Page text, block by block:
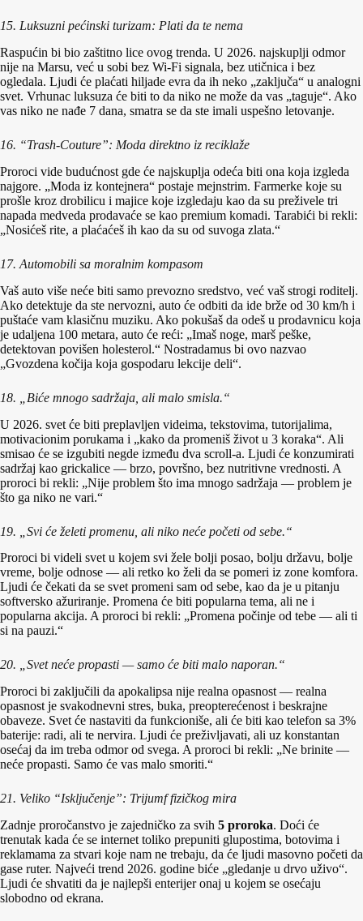
15. Luksuzni pećinski turizam: Plati da te nema
Raspućin bi bio zaštitno lice ovog trenda. U 2026. najskuplji odmor
nije na Marsu, već u sobi bez Wi-Fi signala, bez utičnica i bez
ogledala. Ljudi će plaćati hiljade evra da ih neko „zaključa“ u analogni
svet. Vrhunac luksuza će biti to da niko ne može da vas „taguje“. Ako
vas niko ne nađe 7 dana, smatra se da ste imali uspešno letovanje.
16. “Trash-Couture”: Moda direktno iz reciklaže
Proroci vide budućnost gde će najskuplja odeća biti ona koja izgleda
najgore. „Moda iz kontejnera“ postaje mejnstrim. Farmerke koje su
prošle kroz drobilicu i majice koje izgledaju kao da su preživele tri
napada medveda prodavaće se kao premium komadi. Tarabići bi rekli:
„Nosićeš rite, a plaćaćeš ih kao da su od suvoga zlata.“
17. Automobili sa moralnim kompasom
Vaš auto više neće biti samo prevozno sredstvo, već vaš strogi roditelj.
Ako detektuje da ste nervozni, auto će odbiti da ide brže od 30 km/h i
puštaće vam klasičnu muziku. Ako pokušaš da odeš u prodavnicu koja
je udaljena 100 metara, auto će reći: „Imaš noge, marš peške,
detektovan povišen holesterol.“ Nostradamus bi ovo nazvao
„Gvozdena kočija koja gospodaru lekcije deli“.
18. „Biće mnogo sadržaja, ali malo smisla.“
U 2026. svet će biti preplavljen videima, tekstovima, tutorijalima,
motivacionim porukama i „kako da promeniš život u 3 koraka“. Ali
smisao će se izgubiti negde između dva scroll‑a. Ljudi će konzumirati
sadržaj kao grickalice — brzo, površno, bez nutritivne vrednosti. A
proroci bi rekli: „Nije problem što ima mnogo sadržaja — problem je
što ga niko ne vari.“
19. „Svi će želeti promenu, ali niko neće početi od sebe.“
Proroci bi videli svet u kojem svi žele bolji posao, bolju državu, bolje
vreme, bolje odnose — ali retko ko želi da se pomeri iz zone komfora.
Ljudi će čekati da se svet promeni sam od sebe, kao da je u pitanju
softversko ažuriranje. Promena će biti popularna tema, ali ne i
popularna akcija. A proroci bi rekli: „Promena počinje od tebe — ali ti
si na pauzi.“
20. „Svet neće propasti — samo će biti malo naporan.“
Proroci bi zaključili da apokalipsa nije realna opasnost — realna
opasnost je svakodnevni stres, buka, preopterećenost i beskrajne
obaveze. Svet će nastaviti da funkcioniše, ali će biti kao telefon sa 3%
baterije: radi, ali te nervira. Ljudi će preživljavati, ali uz konstantan
osećaj da im treba odmor od svega. A proroci bi rekli: „Ne brinite —
neće propasti. Samo će vas malo smoriti.“
21. Veliko “Isključenje”: Trijumf fizičkog mira
Zadnje proročanstvo je zajedničko za svih 5 proroka. Doći će
trenutak kada će se internet toliko prepuniti glupostima, botovima i
reklamama za stvari koje nam ne trebaju, da će ljudi masovno početi da
gase ruter. Najveći trend 2026. godine biće „gledanje u drvo uživo“.
Ljudi će shvatiti da je najlepši enterijer onaj u kojem se osećaju
slobodno od ekrana.